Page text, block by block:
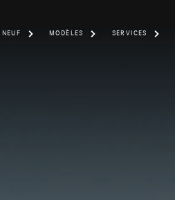
MODÈLES SERVICES